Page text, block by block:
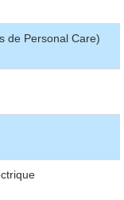
de Personal Care)